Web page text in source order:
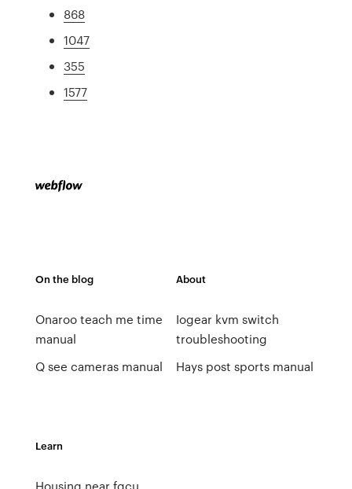
868
1047
355
1577
On the blog
Onaroo teach me time
manual
Q see cameras manual
About
Iogear kvm switch
troubleshooting
Hays post sports manual
Learn
Housing near fgcu